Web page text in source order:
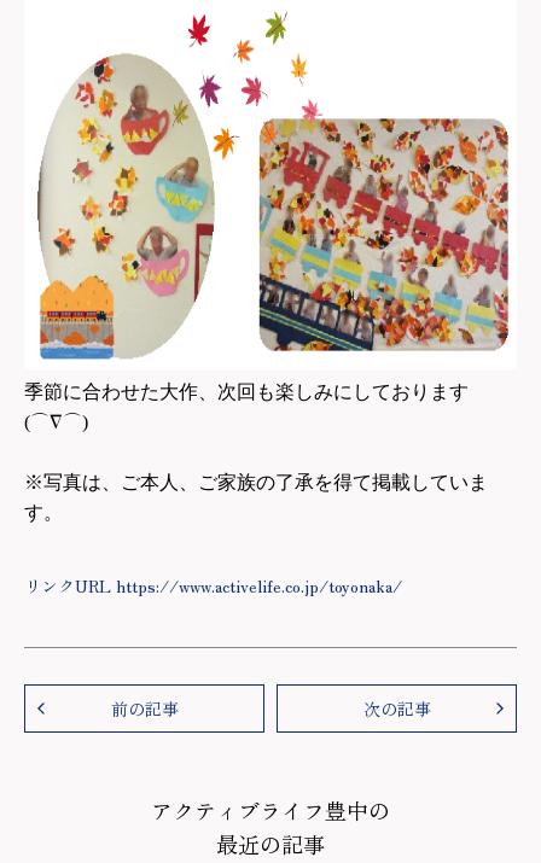
季節に合わせた大作、次回も楽しみにしております
(⌒∇⌒)
※写真は、ご本人、ご家族の了承を得て掲載していま
す。
リンクURL https://www.activelife.co.jp/toyonaka/
前の記事 次の記事
アクティブライフ豊中の
最近の記事